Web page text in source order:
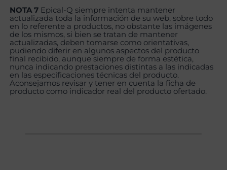
NOTA 7 Epical-Q siempre intenta mantener
actualizada toda la información de su web, sobre todo
en lo referente a productos, no obstante las imágenes
de los mismos, si bien se tratan de mantener
actualizadas, deben tomarse como orientativas,
pudiendo diferir en algunos aspectos del producto
final recibido, aunque siempre de forma estética,
nunca indicando prestaciones distintas a las indicadas
en las especificaciones técnicas del producto.
Aconsejamos revisar y tener en cuenta la ficha de
producto como indicador real del producto ofertado.